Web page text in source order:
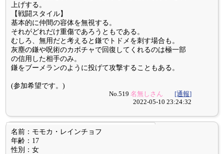
上げする。
【戦闘スタイル】
基本的に仲間の容体を無視する。
それがどれだけ重傷であろうともである。
むしろ、無用だと考えると鎌でトドメを刺す場合も。
灰塵の鎌や呪術のカボチャで回復してくれるのは極一部
の信用した相手のみ。
鎌をブーメランのように投げて攻撃することもある。
(参加希望です。)
No.519名無しさん
[通報]
2022-05-10 23:24:32
名前：モモカ・レインチョフ
年齢：17
性別：女